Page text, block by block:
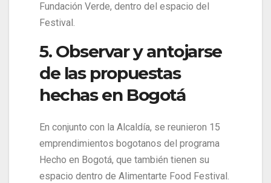
Fundación Verde, dentro del espacio del
Festival.
5. Observar y antojarse
de las propuestas
hechas en Bogotá
En conjunto con la Alcaldía, se reunieron 15
emprendimientos bogotanos del programa
Hecho en Bogotá, que también tienen su
espacio dentro de Alimentarte Food Festival.